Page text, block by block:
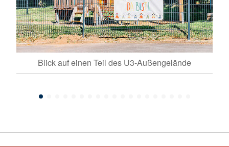
Blick auf einen Teil des U3-Außengelände